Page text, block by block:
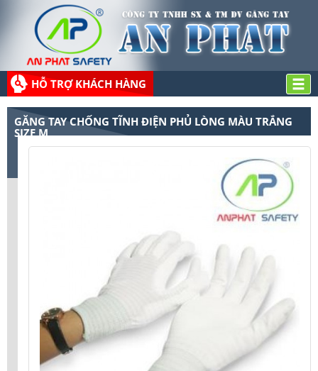
HỖ TRỢ KHÁCH HÀNG
GĂNG TAY CHỐNG TĨNH ĐIỆN PHỦ LÒNG MÀU TRẮNG
SIZE M